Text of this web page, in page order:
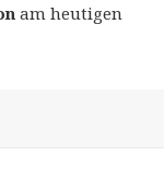
am heutigen
Angeles